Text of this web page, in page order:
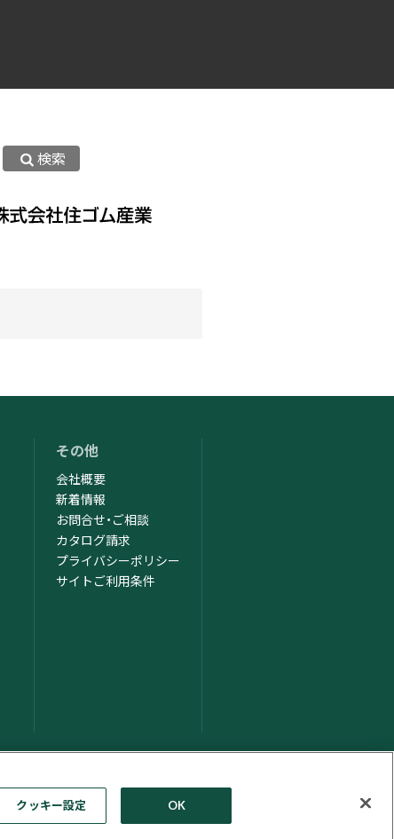
検索
その他
会社概要
新着情報
お問合せ・ご相談
カタログ請求
プライバシーポリシー
サイトご利用条件
クッキー設定 OK